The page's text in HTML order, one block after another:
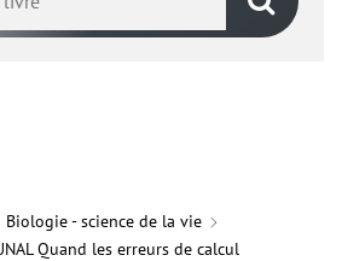
Biologie - science de la vie
Quand les erreurs de calcul